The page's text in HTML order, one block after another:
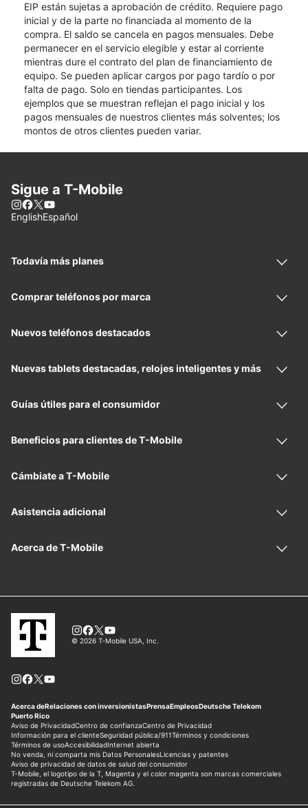
EIP están sujetas a aprobación de crédito. Requiere pago
inicial y de la parte no financiada al momento de la
compra. El saldo se cancela en pagos mensuales. Debe
permanecer en el servicio elegible y estar al corriente
mientras dure el contrato del plan de financiamiento de
equipo. Se pueden aplicar cargos por pago tardío o por
falta de pago. Solo en tiendas participantes. Los
ejemplos que se muestran reflejan el pago inicial y los
pagos mensuales de nuestros clientes más solventes; los
montos de otros clientes pueden variar.